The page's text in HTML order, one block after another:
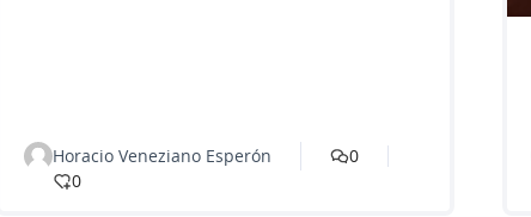
Horacio Veneziano Esperón
0
0